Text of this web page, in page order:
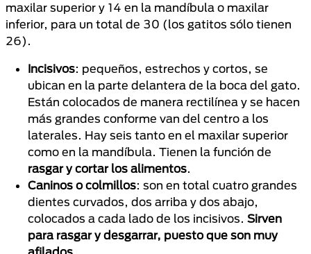
maxilar superior y 14 en la mandíbula o maxilar
inferior, para un total de 30 (los gatitos sólo tienen
26).
Incisivos: pequeños, estrechos y cortos, se
ubican en la parte delantera de la boca del gato.
Están colocados de manera rectilínea y se hacen
más grandes conforme van del centro a los
laterales. Hay seis tanto en el maxilar superior
como en la mandíbula. Tienen la función de
rasgar y cortar los alimentos.
Caninos o colmillos: son en total cuatro grandes
dientes curvados, dos arriba y dos abajo,
colocados a cada lado de los incisivos. Sirven
para rasgar y desgarrar, puesto que son muy